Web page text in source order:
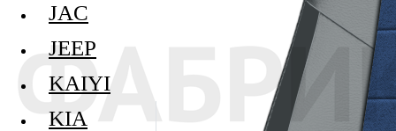
JAC
JEEP
KAIYI
KIA